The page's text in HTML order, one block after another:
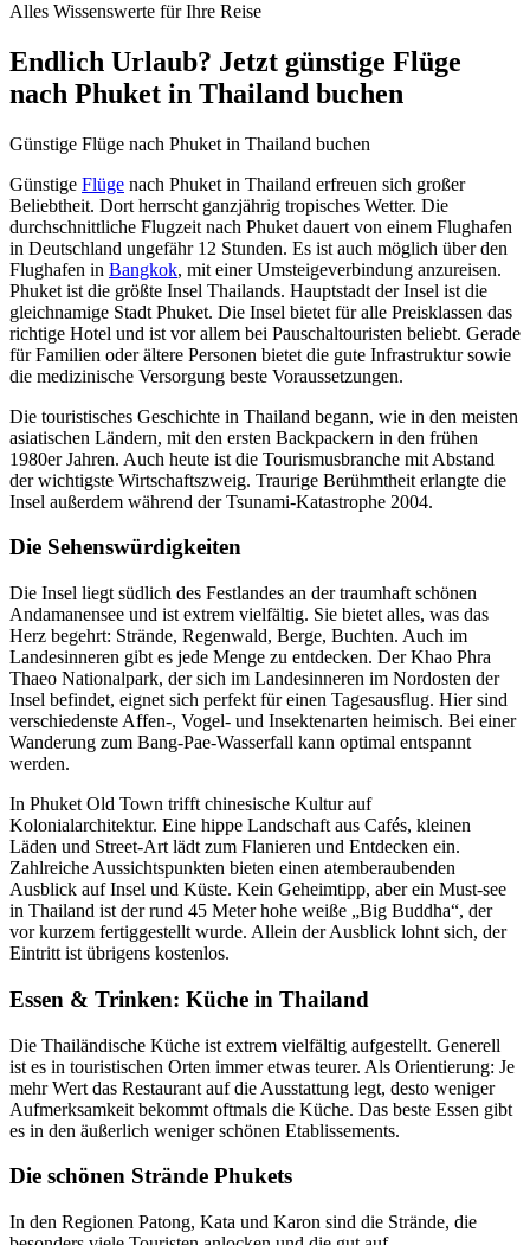
Alles Wissenswerte für Ihre Reise
Endlich Urlaub? Jetzt günstige Flüge
nach Phuket in Thailand buchen
Günstige Flüge nach Phuket in Thailand buchen
Günstige Flüge nach Phuket in Thailand erfreuen sich großer
Beliebtheit. Dort herrscht ganzjährig tropisches Wetter. Die
durchschnittliche Flugzeit nach Phuket dauert von einem Flughafen
in Deutschland ungefähr 12 Stunden. Es ist auch möglich über den
Flughafen in Bangkok, mit einer Umsteigeverbindung anzureisen.
Phuket ist die größte Insel Thailands. Hauptstadt der Insel ist die
gleichnamige Stadt Phuket. Die Insel bietet für alle Preisklassen das
richtige Hotel und ist vor allem bei Pauschaltouristen beliebt. Gerade
für Familien oder ältere Personen bietet die gute Infrastruktur sowie
die medizinische Versorgung beste Voraussetzungen.
Die touristisches Geschichte in Thailand begann, wie in den meisten
asiatischen Ländern, mit den ersten Backpackern in den frühen
1980er Jahren. Auch heute ist die Tourismusbranche mit Abstand
der wichtigste Wirtschaftszweig. Traurige Berühmtheit erlangte die
Insel außerdem während der Tsunami-Katastrophe 2004.
Die Sehenswürdigkeiten
Die Insel liegt südlich des Festlandes an der traumhaft schönen
Andamanensee und ist extrem vielfältig. Sie bietet alles, was das
Herz begehrt: Strände, Regenwald, Berge, Buchten. Auch im
Landesinneren gibt es jede Menge zu entdecken. Der Khao Phra
Thaeo Nationalpark, der sich im Landesinneren im Nordosten der
Insel befindet, eignet sich perfekt für einen Tagesausflug. Hier sind
verschiedenste Affen-, Vogel- und Insektenarten heimisch. Bei einer
Wanderung zum Bang-Pae-Wasserfall kann optimal entspannt
werden.
In Phuket Old Town trifft chinesische Kultur auf
Kolonialarchitektur. Eine hippe Landschaft aus Cafés, kleinen
Läden und Street-Art lädt zum Flanieren und Entdecken ein.
Zahlreiche Aussichtspunkten bieten einen atemberaubenden
Ausblick auf Insel und Küste. Kein Geheimtipp, aber ein Must-see
in Thailand ist der rund 45 Meter hohe weiße „Big Buddha“, der
vor kurzem fertiggestellt wurde. Allein der Ausblick lohnt sich, der
Eintritt ist übrigens kostenlos.
Essen & Trinken: Küche in Thailand
Die Thailändische Küche ist extrem vielfältig aufgestellt. Generell
ist es in touristischen Orten immer etwas teurer. Als Orientierung: Je
mehr Wert das Restaurant auf die Ausstattung legt, desto weniger
Aufmerksamkeit bekommt oftmals die Küche. Das beste Essen gibt
es in den äußerlich weniger schönen Etablissements.
Die schönen Strände Phukets
In den Regionen Patong, Kata und Karon sind die Strände, die